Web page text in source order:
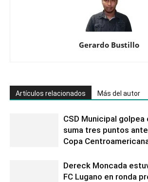
Gerardo Bustillo
Artículos relacionados Más del autor
CSD Municipal golpea
suma tres puntos
Copa
Dereck Moncada
FC Lugano en ronda